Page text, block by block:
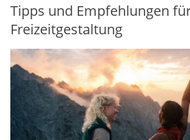
Tipps und Empfehlungen
Freizeitgestaltung